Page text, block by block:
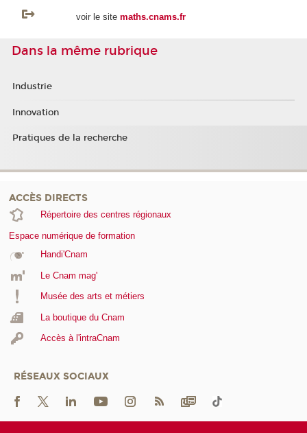
voir le site maths.cnams.fr
Dans la même rubrique
Industrie
Innovation
Pratiques de la recherche
ACCÈS DIRECTS
Répertoire des centres régionaux
Espace numérique de formation
Handi'Cnam
Le Cnam mag'
Musée des arts et métiers
La boutique du Cnam
Accès à l'intraCnam
RÉSEAUX SOCIAUX